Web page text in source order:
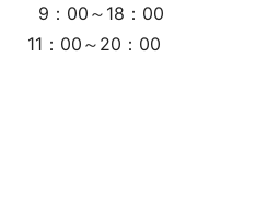
9：00～18：00
～20：00